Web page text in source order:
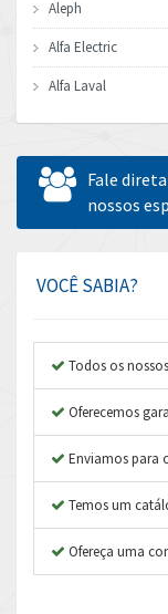
Aleph
Alfa Electric
Alfa Laval
Allen Bradley
Allen West
Amperite
Amplicon Liveline
Apex Dynamics
Asco Numatics
Atos
Aventics
B&R
Fale
nossos
VOCÊ SABIA?
Todos os
Oferecemos
Enviamos para
Temos um
Ofereça uma